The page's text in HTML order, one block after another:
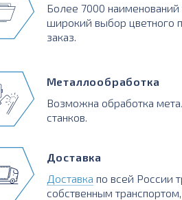
Более 7000 наименований
широкий выбор цветного
заказ.
Металлообработка
Возможна обработка
станков.
Доставка
Доставка по всей России
собственным